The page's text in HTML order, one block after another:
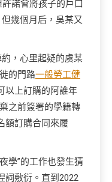
諾會將孩子的戶口
但幾個月后，吳某又
約，心里起疑的虞某
的門路一般勞工健
以上訂購的阿誰年
之前簽署的學籍轉
額訂購合同來履
學”的工作也發生猜
詞敷衍。直到2022